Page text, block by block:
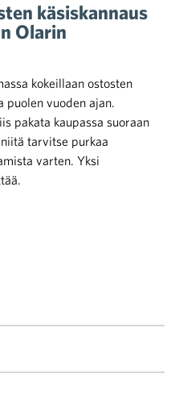
käsiskannaus
Olarin
kokeillaan ostosten
puolen vuoden ajan.
pakata kaupassa suoraan
tarvitse purkaa
varten. Yksi